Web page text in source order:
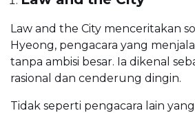
Law and the City menceritakan
Hyeong, pengacara yang
tanpa ambisi besar. Ia dikenal
rasional dan cenderung dingin.
Tidak seperti pengacara lain